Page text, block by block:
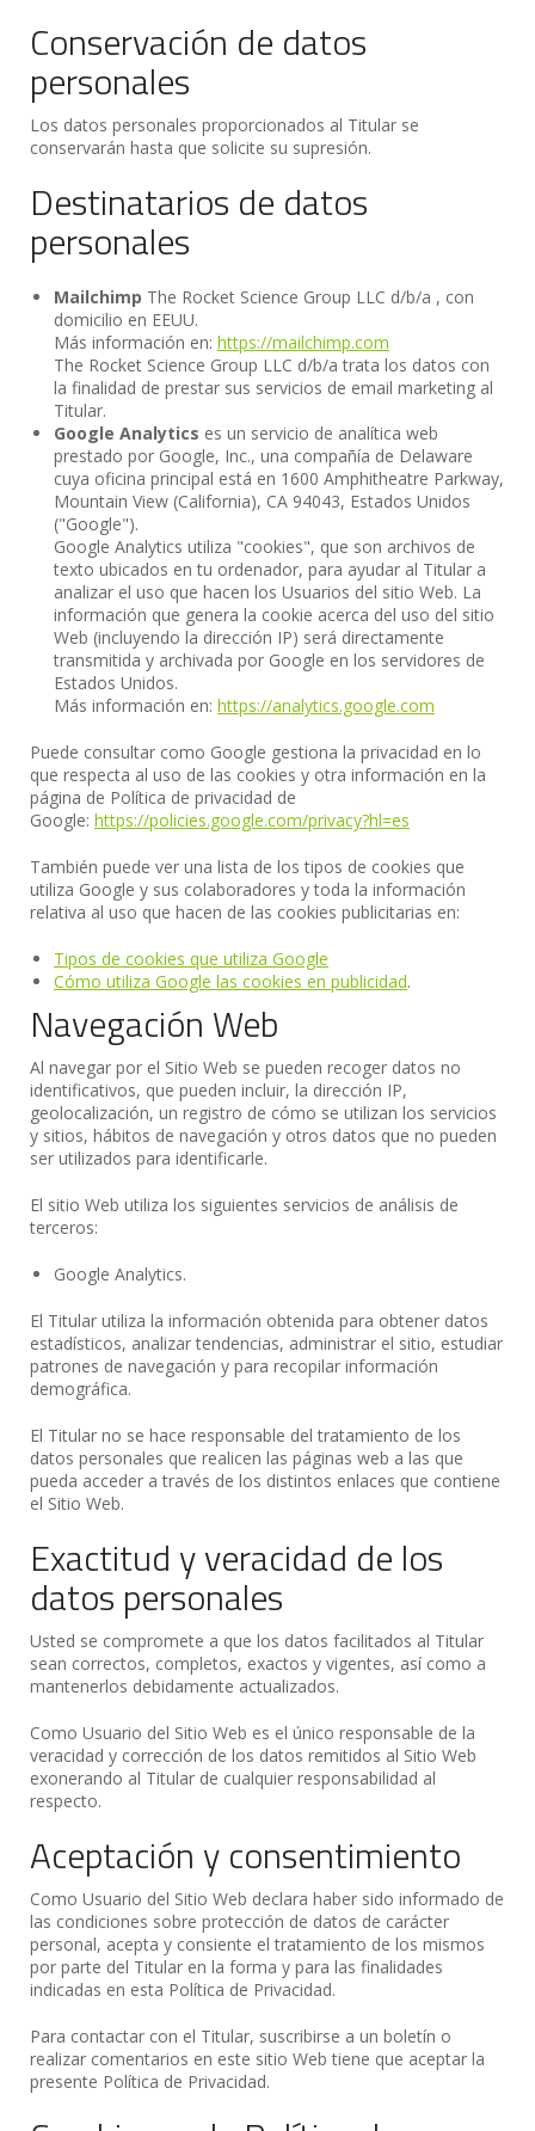
Conservación de datos
personales
Los datos personales proporcionados al Titular se
conservarán hasta que solicite su supresión.
Destinatarios de datos
personales
Mailchimp The Rocket Science Group LLC d/b/a , con
domicilio en EEUU.
Más información en: https://mailchimp.com
The Rocket Science Group LLC d/b/a trata los datos con
la finalidad de prestar sus servicios de email marketing al
Titular.
Google Analytics es un servicio de analítica web
prestado por Google, Inc., una compañía de Delaware
cuya oficina principal está en 1600 Amphitheatre Parkway,
Mountain View (California), CA 94043, Estados Unidos
("Google").
Google Analytics utiliza "cookies", que son archivos de
texto ubicados en tu ordenador, para ayudar al Titular a
analizar el uso que hacen los Usuarios del sitio Web. La
información que genera la cookie acerca del uso del sitio
Web (incluyendo la dirección IP) será directamente
transmitida y archivada por Google en los servidores de
Estados Unidos.
Más información en: https://analytics.google.com
Puede consultar como Google gestiona la privacidad en lo
que respecta al uso de las cookies y otra información en la
página de Política de privacidad de
Google: https://policies.google.com/privacy?hl=es
También puede ver una lista de los tipos de cookies que
utiliza Google y sus colaboradores y toda la información
relativa al uso que hacen de las cookies publicitarias en:
Tipos de cookies que utiliza Google
Cómo utiliza Google las cookies en publicidad.
Navegación Web
Al navegar por el Sitio Web se pueden recoger datos no
identificativos, que pueden incluir, la dirección IP,
geolocalización, un registro de cómo se utilizan los servicios
y sitios, hábitos de navegación y otros datos que no pueden
ser utilizados para identificarle.
El sitio Web utiliza los siguientes servicios de análisis de
terceros:
Google Analytics.
El Titular utiliza la información obtenida para obtener datos
estadísticos, analizar tendencias, administrar el sitio, estudiar
patrones de navegación y para recopilar información
demográfica.
El Titular no se hace responsable del tratamiento de los
datos personales que realicen las páginas web a las que
pueda acceder a través de los distintos enlaces que contiene
el Sitio Web.
Exactitud y veracidad de los
datos personales
Usted se compromete a que los datos facilitados al Titular
sean correctos, completos, exactos y vigentes, así como a
mantenerlos debidamente actualizados.
Como Usuario del Sitio Web es el único responsable de la
veracidad y corrección de los datos remitidos al Sitio Web
exonerando al Titular de cualquier responsabilidad al
respecto.
Aceptación y consentimiento
Como Usuario del Sitio Web declara haber sido informado de
las condiciones sobre protección de datos de carácter
personal, acepta y consiente el tratamiento de los mismos
por parte del Titular en la forma y para las finalidades
indicadas en esta Política de Privacidad.
Para contactar con el Titular, suscribirse a un boletín o
realizar comentarios en este sitio Web tiene que aceptar la
presente Política de Privacidad.